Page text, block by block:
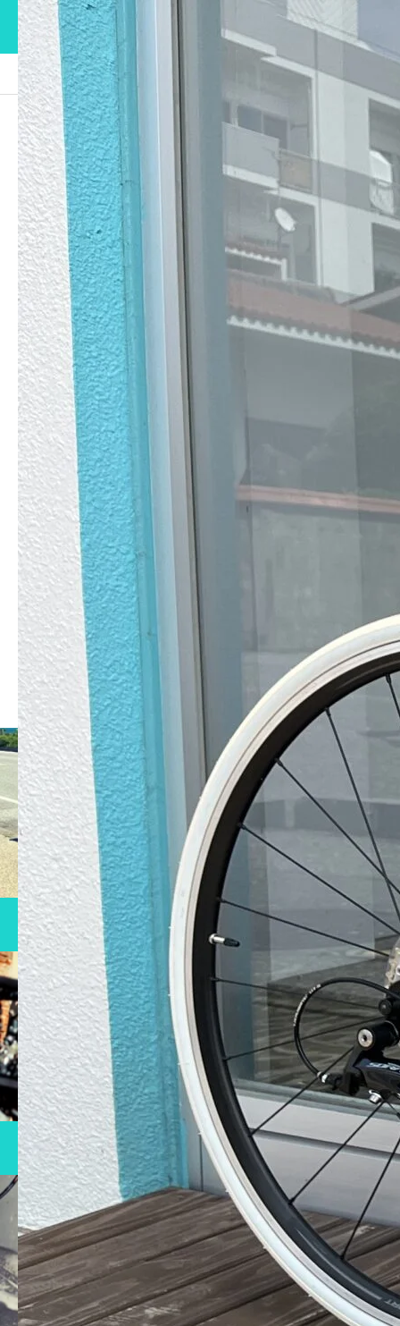
ブログ IMG_1184
IMG_1184
2023.03.31
この記事のタイトルとURLをコピーする
コメント: 0
RENTAL
自転車レンタル
MAINTENANCE
メンテナンス